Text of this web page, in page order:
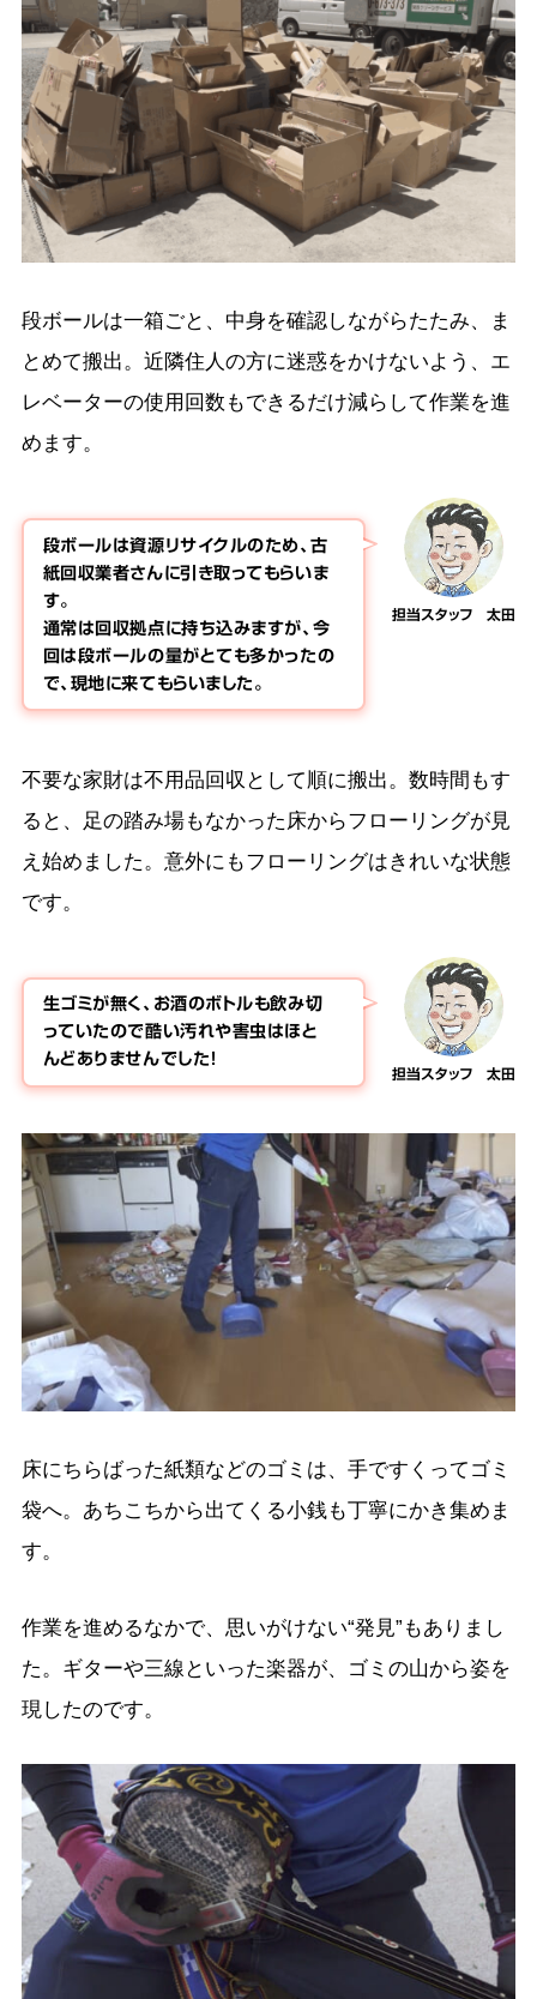
段ボールは一箱ごと、中身を確認しながらたたみ、ま
とめて搬出。近隣住人の方に迷惑をかけないよう、エ
レベーターの使用回数もできるだけ減らして作業を進
めます。
担当スタッフ 太田
段ボールは資源リサイクルのため、古
紙回収業者さんに引き取ってもらいま
す。
通常は回収拠点に持ち込みますが、今
回は段ボールの量がとても多かったの
で、現地に来てもらいました。
不要な家財は不用品回収として順に搬出。数時間もす
ると、足の踏み場もなかった床からフローリングが見
え始めました。意外にもフローリングはきれいな状態
です。
担当スタッフ 太田
生ゴミが無く、お酒のボトルも飲み切
っていたので酷い汚れや害虫はほと
んどありませんでした！
床にちらばった紙類などのゴミは、手ですくってゴミ
袋へ。あちこちから出てくる小銭も丁寧にかき集めま
す。
作業を進めるなかで、思いがけない“発見”もありまし
た。ギターや三線といった楽器が、ゴミの山から姿を
現したのです。